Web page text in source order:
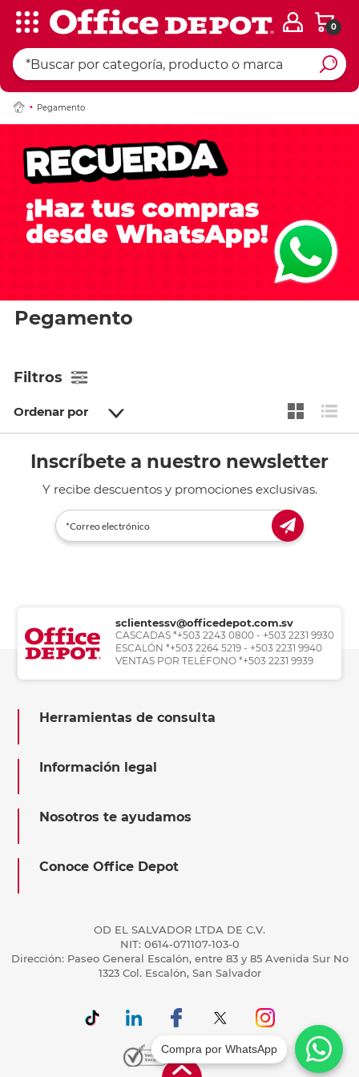
0
Pegamento
Pegamento
Filtros
Ordenar por
Inscríbete a nuestro newsletter
Y recibe descuentos y promociones exclusivas.
sclientessv@officedepot.com.sv
CASCADAS *+503 2243 0800 - +503 2231 9930
ESCALÓN *+503 2264 5219 - +503 2231 9940
VENTAS POR TELÉFONO *+503 2231 9939
Herramientas de consulta
Información legal
Nosotros te ayudamos
Conoce Office Depot
OD EL SALVADOR LTDA DE C.V.
NIT: 0614-071107-103-0
Dirección: Paseo General Escalón, entre 83 y 85 Avenida Sur No
1323 Col. Escalón, San Salvador
Compra por WhatsApp